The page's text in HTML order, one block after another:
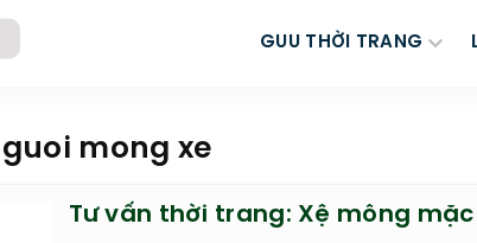
GUU THỜI TRANG
mong xe
Tư vấn thời trang: Xệ mông